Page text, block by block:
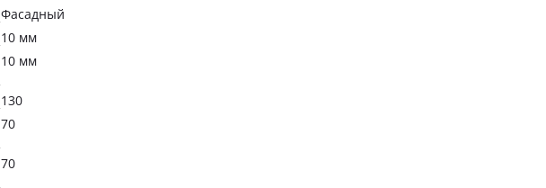
Фасадный
10 мм
10 мм
130
70
70